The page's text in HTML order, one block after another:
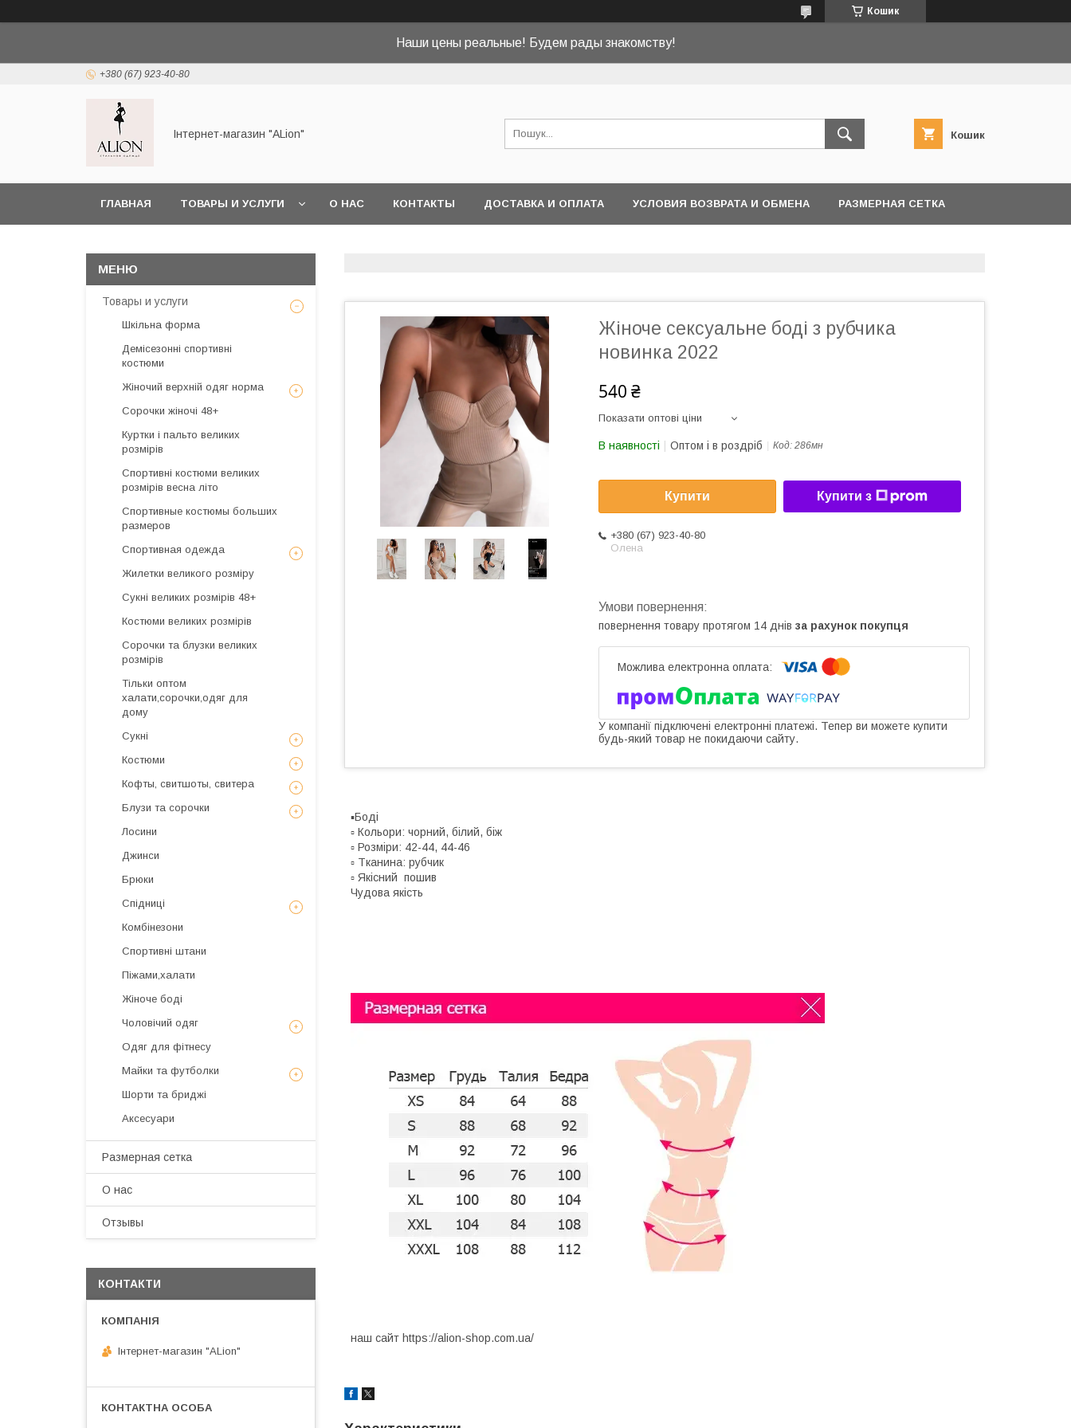
Кошик
Наши цены реальные! Будем рады знакомству!
+380 (67) 923-40-80
Інтернет-магазин "ALіon" Кошик
ГЛАВНАЯ ТОВАРЫ И УСЛУГИ О НАС КОНТАКТЫ ДОСТАВКА И ОПЛАТА УСЛОВИЯ ВОЗВРАТА И ОБМЕНА РАЗМЕРНАЯ СЕТКА
Жіноче сексуальне боді з рубчика
новинка 2022
540 ₴
Показати оптові ціни
В наявності Оптом і в роздріб Код: 286мн
Купити Купити з
+380 (67) 923-40-80
Олена
повернення товару протягом 14 днів за рахунок покупця
У компанії підключені електронні платежі. Тепер ви можете купити
будь-який товар не покидаючи сайту.
▪️Боді
▫ Кольори: чорний, білий, біж
▫ Розміри: 42-44, 44-46
▫ Tканина: рубчик
▫ Якісний пошив
Чудова якість
наш сайт https://alion-shop.com.ua/
Товары и услуги
Шкільна форма
Демісезонні спортивні
костюми
Жіночий верхній одяг норма
Сорочки жіночі 48+
Куртки і пальто великих
розмірів
Спортивні костюми великих
розмірів весна літо
Спортивные костюмы больших
размеров
Спортивная одежда
Жилетки великого розміру
Сукні великих розмірів 48+
Костюми великих розмірів
Сорочки та блузки великих
розмірів
Тільки оптом
халати,сорочки,одяг для
дому
Сукні
Костюми
Кофты, свитшоты, свитера
Блузи та сорочки
Лосини
Джинси
Брюки
Спідниці
Комбінезони
Спортивні штани
Піжами,халати
Жіноче боді
Чоловічий одяг
Одяг для фітнесу
Майки та футболки
Шорти та бриджі
Аксесуари
Размерная сетка
О нас
Отзывы
КОНТАКТИ
Інтернет-магазин "ALіon"